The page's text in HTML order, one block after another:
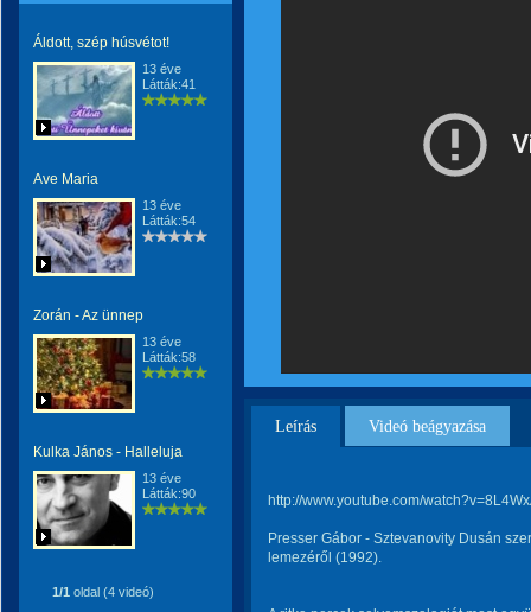
Áldott, szép húsvétot!
13 éve
Látták:41
Ave Maria
13 éve
Látták:54
Zorán - Az ünnep
13 éve
Látták:58
Kulka János - Halleluja
13 éve
Látták:90
1/1 oldal (4 videó)
Leírás Videó beágyazása
http://www.youtube.com/
Presser Gábor - Sztevanovity Dusán
lemezéről (1992).